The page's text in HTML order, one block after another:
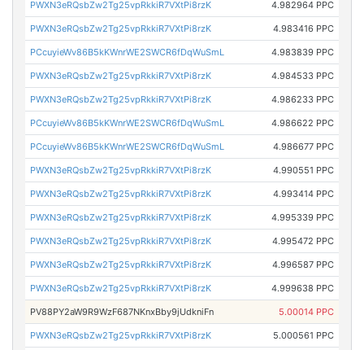
PWXN3eRQsbZw2Tg25vpRkkiR7VXtPi8rzK 4.982964 PPC
PWXN3eRQsbZw2Tg25vpRkkiR7VXtPi8rzK 4.983416 PPC
PCcuyieWv86B5kKWnrWE2SWCR6fDqWuSmL 4.983839 PPC
PWXN3eRQsbZw2Tg25vpRkkiR7VXtPi8rzK 4.984533 PPC
PWXN3eRQsbZw2Tg25vpRkkiR7VXtPi8rzK 4.986233 PPC
PCcuyieWv86B5kKWnrWE2SWCR6fDqWuSmL 4.986622 PPC
PCcuyieWv86B5kKWnrWE2SWCR6fDqWuSmL 4.986677 PPC
PWXN3eRQsbZw2Tg25vpRkkiR7VXtPi8rzK 4.990551 PPC
PWXN3eRQsbZw2Tg25vpRkkiR7VXtPi8rzK 4.993414 PPC
PWXN3eRQsbZw2Tg25vpRkkiR7VXtPi8rzK 4.995339 PPC
PWXN3eRQsbZw2Tg25vpRkkiR7VXtPi8rzK 4.995472 PPC
PWXN3eRQsbZw2Tg25vpRkkiR7VXtPi8rzK 4.996587 PPC
PWXN3eRQsbZw2Tg25vpRkkiR7VXtPi8rzK 4.999638 PPC
PV88PY2aW9R9WzF687NKnxBby9jUdkniFn 5.00014 PPC
PWXN3eRQsbZw2Tg25vpRkkiR7VXtPi8rzK 5.000561 PPC